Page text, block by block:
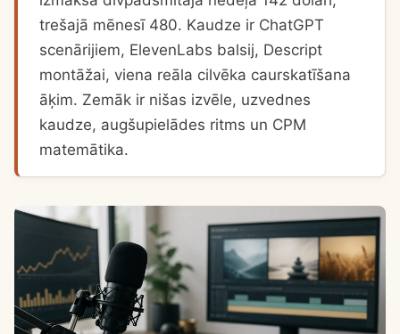
trešajā mēnesī 480. Kaudze ir ChatGPT
scenārijiem, ElevenLabs balsij, Descript
montāžai, viena reāla cilvēka caurskatīšana
āķim. Zemāk ir nišas izvēle, uzvednes
kaudze, augšupielādes ritms un CPM
matemātika.